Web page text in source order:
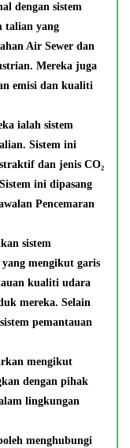
dengan sistem
talian yang
Air Sewer dan
Mereka juga
emisi dan kualiti
ialah sistem
Sistem ini
dan jenis CO₂
ini dipasang
Pencemaran
sistem
mengikut garis
kualiti udara
mereka. Selain
pemantauan
mengikut
dengan pihak
lingkungan
menghubungi